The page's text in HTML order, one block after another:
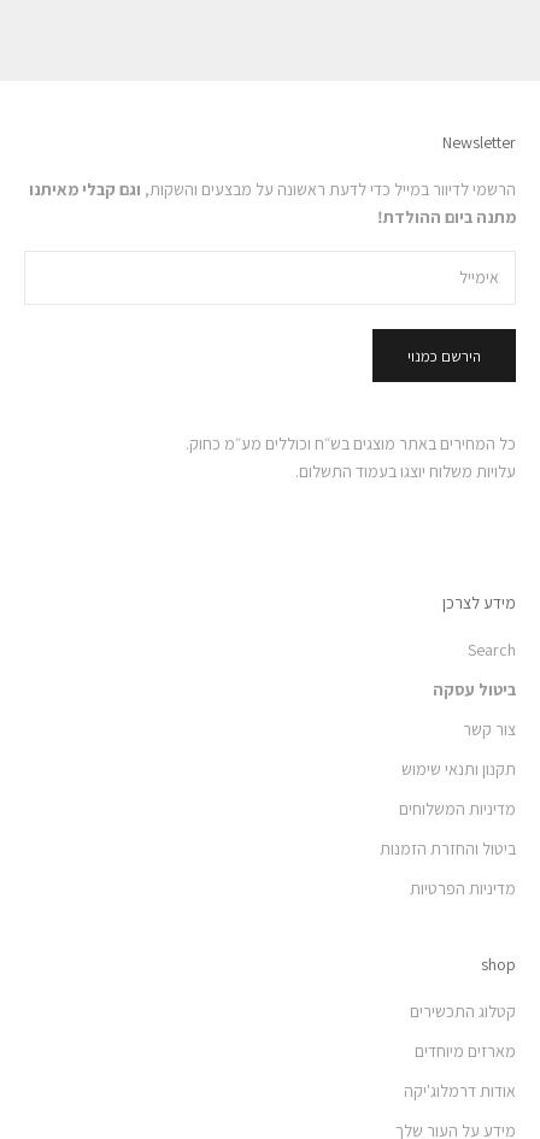
Newsletter
הרשמי לדיוור במייל כדי לדעת ראשונה על מבצעים והשקות, וגם קבלי מאיתנו
מתנה ביום ההולדת!
הירשם כמנוי
כל המחירים באתר מוצגים בש״ח וכוללים מע״מ כחוק.
עלויות משלוח יוצגו בעמוד התשלום.
מידע לצרכן
Search
ביטול עסקה
צור קשר
תקנון ותנאי שימוש
מדיניות המשלוחים
ביטול והחזרת הזמנות
מדיניות הפרטיות
shop
קטלוג התכשירים
מארזים מיוחדים
אודות דרמלוג'יקה
מידע על העור שלך